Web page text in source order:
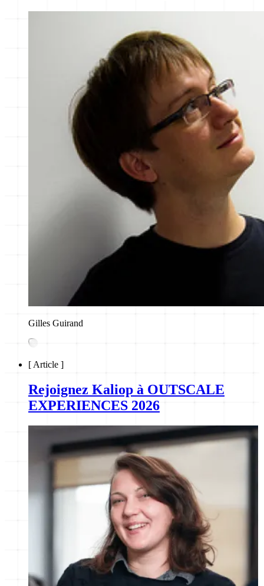
Gilles Guirand
[Article ]
Rejoignez Kaliop à OUTSCALE
EXPERIENCES 2026